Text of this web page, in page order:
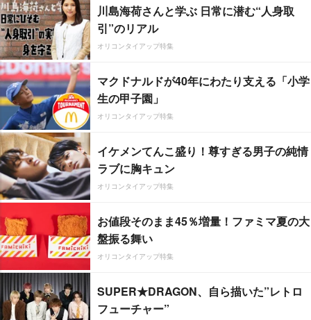
川島海荷さんと学ぶ 日常に潜む“人身取
引”のリアル
オリコンタイアップ特集
マクドナルドが40年にわたり支える「小学
生の甲子園」
オリコンタイアップ特集
イケメンてんこ盛り！尊すぎる男子の純情
ラブに胸キュン
オリコンタイアップ特集
お値段そのまま45％増量！ファミマ夏の大
盤振る舞い
オリコンタイアップ特集
SUPER★DRAGON、自ら描いた”レトロ
フューチャー”